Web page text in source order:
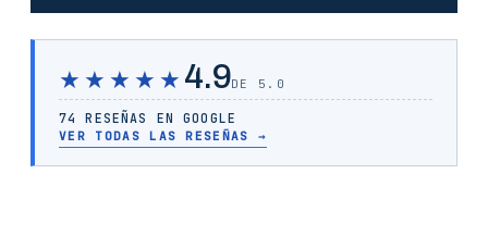
★★★★★ 4.9DE 5.0
74 RESEÑAS EN GOOGLE
VER TODAS LAS RESEÑAS →